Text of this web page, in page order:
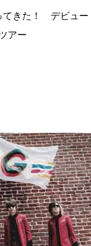
てきた！ デビュー
アー